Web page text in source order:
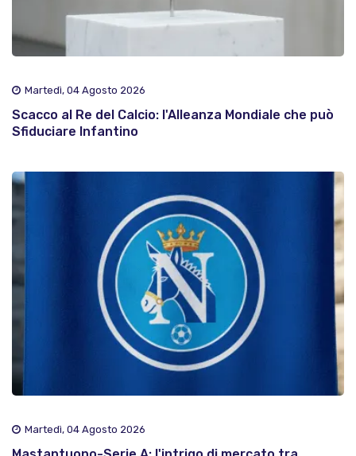
Martedì, 04 Agosto 2026
Scacco al Re del Calcio: l'Alleanza Mondiale che può
Sfiduciare Infantino
Martedì, 04 Agosto 2026